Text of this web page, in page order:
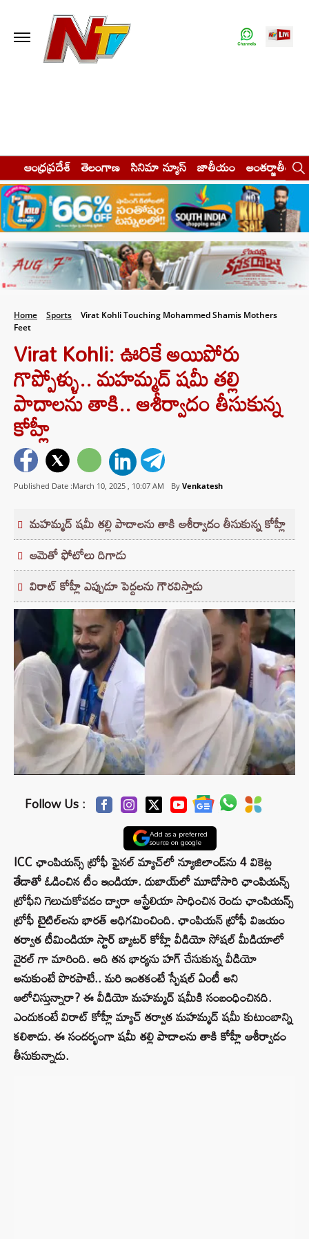
ఆంధ్రప్రదేశ్ తెలంగాణ సినిమా న్యూస్ జాతీయం అంతర్జాతీయం
Home Sports
Virat Kohli Touching Mohammed Shamis Mothers
Feet
Virat Kohli: ఊరికే అయిపోరు
గొప్పోళ్ళు.. మహమ్మద్ షమీ తల్లి
పాదాలను తాకి.. ఆశీర్వాదం తీసుకున్న
కోహ్లీ
Published Date :March 10, 2025 , 10:07 AM By Venkatesh
మహమ్మద్ షమీ తల్లి పాదాలను తాకి ఆశీర్వాదం తీసుకున్న కోహ్లీ
ఆమెతో ఫోటోలు దిగాడు
విరాట్ కోహ్లీ ఎప్పుడూ పెద్దలను గౌరవిస్తాడు
Follow Us :
Add as a preferred
source on google
ICC ఛాంపియన్స్ ట్రోఫీ ఫైనల్ మ్యాచ్‌లో న్యూజిలాండ్‌ను 4 వికెట్ల
తేడాతో ఓడించిన టీం ఇండియా. దుబాయ్‌లో మూడోసారి ఛాంపియన్స్
ట్రోఫీని గెలుచుకోవడం ద్వారా ఆస్ట్రేలియా సాధించిన రెండు ఛాంపియన్స్
ట్రోఫీ టైటిల్‌లను భారత్ అధిగమించింది. ఛాంపియన్ ట్రోఫీ విజయం
తర్వాత టీమిండియా స్టార్ బ్యాటర్ కోహ్లీ వీడియో సోషల్ మీడియాలో
వైరల్ గా మారింది. అది తన భార్యను హగ్ చేసుకున్న వీడియో
అనుకుంటే పొరపాటే.. మరి ఇంతకంటే స్పేషల్ ఏంటీ అని
ఆలోచిస్తున్నారా? ఈ వీడియో మహమ్మద్ షమీకి సంబంధించినది.
ఎందుకంటే విరాట్ కోహ్లీ మ్యాచ్ తర్వాత మహమ్మద్ షమీ కుటుంబాన్ని
కలిశాడు. ఈ సందర్భంగా షమీ తల్లి పాదాలను తాకి కోహ్లీ ఆశీర్వాదం
తీసుకున్నాడు.